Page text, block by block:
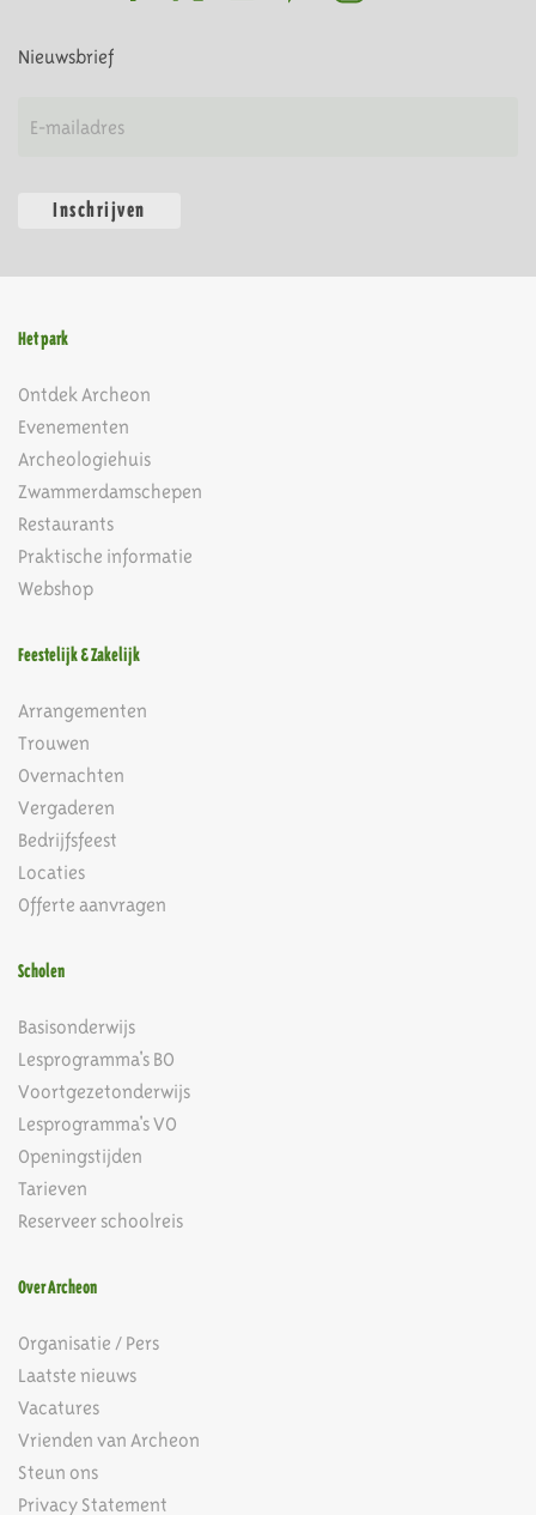
Nieuwsbrief
Inschrijven
Het park
Ontdek Archeon
Evenementen
Archeologiehuis
Zwammerdamschepen
Restaurants
Praktische informatie
Webshop
Feestelijk & Zakelijk
Arrangementen
Trouwen
Overnachten
Vergaderen
Bedrijfsfeest
Locaties
Offerte aanvragen
Scholen
Basisonderwijs
Lesprogramma's BO
Voortgezetonderwijs
Lesprogramma's VO
Openingstijden
Tarieven
Reserveer schoolreis
Over Archeon
Organisatie / Pers
Laatste nieuws
Vacatures
Vrienden van Archeon
Steun ons
Privacy Statement